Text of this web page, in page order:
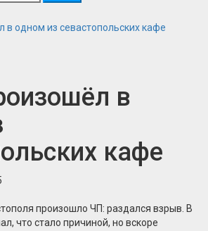
в одном из севастопольских кафе
в
кафе
произошло ЧП: раздался взрыв. В
что стало причиной, но вскоре